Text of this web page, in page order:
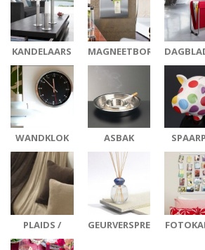
KANDELAARS MAGNEETBORDEN
WANDKLOK ASBAK
PLAIDS /
KUSSENS
GEURVERSPREIDER